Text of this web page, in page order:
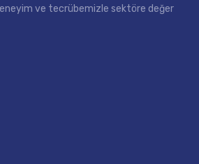
ve tecrübemizle sektöre değer